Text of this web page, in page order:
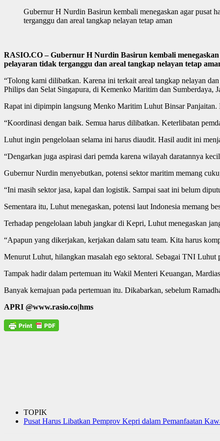
Gubernur H Nurdin Basirun kembali menegaskan agar pusat
terganggu dan areal tangkap nelayan tetap aman
RASIO.CO – Gubernur H Nurdin Basirun kembali
pelayaran tidak terganggu dan areal tangkap nelayan tetap
“Tolong kami dilibatkan. Karena ini terkait areal tangkap nelayan
Philips dan Selat Singapura, di Kemenko Maritim dan Sumberdaya,
Rapat ini dipimpin langsung Menko Maritim Luhut Binsar Panjaitan.
“Koordinasi dengan baik. Semua harus dilibatkan. Keterlibatan
Luhut ingin pengelolaan selama ini harus diaudit. Hasil audit ini
“Dengarkan juga aspirasi dari pemda karena wilayah daratannya
Gubernur Nurdin menyebutkan, potensi sektor maritim memang
“Ini masih sektor jasa, kapal dan logistik. Sampai saat ini belum
Sementara itu, Luhut menegaskan, potensi laut Indonesia memang
Terhadap pengelolaan labuh jangkar di Kepri, Luhut menegaskan
“Apapun yang dikerjakan, kerjakan dalam satu team. Kita harus
Menurut Luhut, hilangkan masalah ego sektoral. Sebagai TNI Luhut
Tampak hadir dalam pertemuan itu Wakil Menteri Keuangan,
Banyak kemajuan pada pertemuan itu. Dikabarkan, sebelum
APRI @www.rasio.co|hms
TOPIK
Pusat Harus Libatkan Pemprov Kepri dalam Pemanfaatan